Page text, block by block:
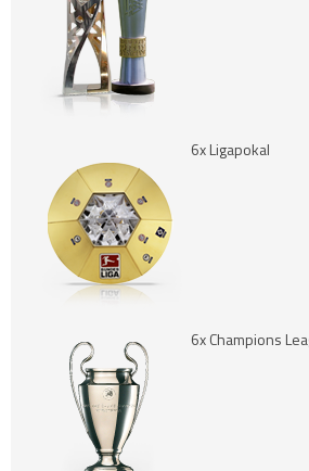
6x Ligapokal
6x Champions